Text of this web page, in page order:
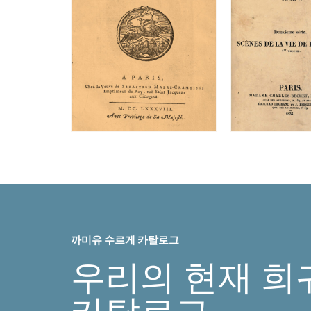
까미유 수르게 카탈로그
우리의 현재 희